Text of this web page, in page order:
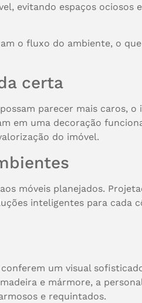
evitando espaços
o fluxo do ambiente, o
certa
parecer mais caros,
em uma decoração
do imóvel.
móveis planejados.
inteligentes para cada
um visual
e mármore, a
e requintados.